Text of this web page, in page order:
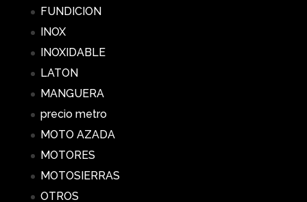
FUNDICION
INOX
INOXIDABLE
LATON
MANGUERA
precio metro
MOTO AZADA
MOTORES
MOTOSIERRAS
OTROS